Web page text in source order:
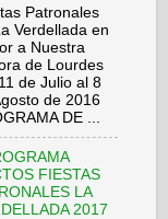
Patronales
Verdellada en
a Nuestra
de Lourdes
de Julio al 8
de 2016
DE ...
FIESTAS
LA
2017